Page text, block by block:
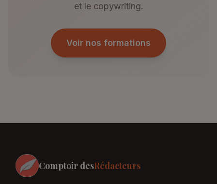
et le copywriting.
Voir nos formations
Comptoir desRédacteurs